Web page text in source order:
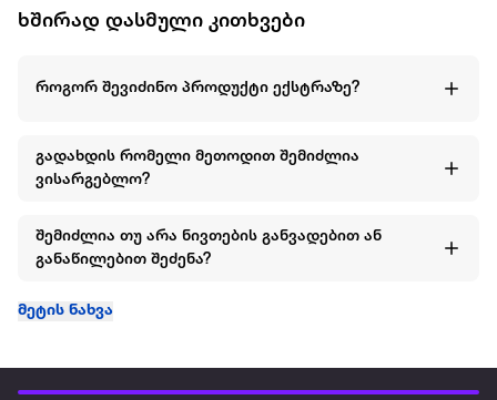
ხშირად დასმული კითხვები
როგორ შევიძინო პროდუქტი ექსტრაზე?
გადახდის რომელი მეთოდით შემიძლია
ვისარგებლო?
შემიძლია თუ არა ნივთების განვადებით ან
განაწილებით შეძენა?
მეტის ნახვა